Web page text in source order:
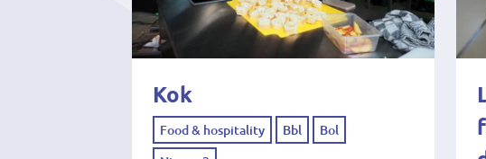
Kok
Food & hospitality Bbl Bol